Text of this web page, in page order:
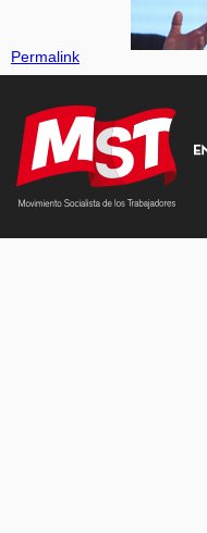
Permalink